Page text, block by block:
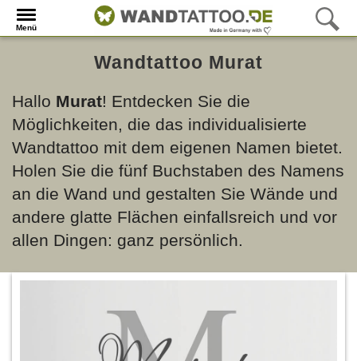
Menü
Wandtattoo Murat
Hallo Murat! Entdecken Sie die
Möglichkeiten, die das individualisierte
Wandtattoo mit dem eigenen Namen bietet.
Holen Sie die fünf Buchstaben des Namens
an die Wand und gestalten Sie Wände und
andere glatte Flächen einfallsreich und vor
allen Dingen: ganz persönlich.